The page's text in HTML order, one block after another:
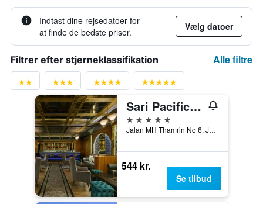
Indtast dine rejsedatoer for
at finde de bedste priser.
Vælg datoer
Filtrer efter stjerneklassifikation Alle filtre
Sari Pacific Jakarta, Autograph Collection
5 stjerner
Jalan MH Thamrin No 6, Jakarta, Indonesien
544 kr.
Se tilbud